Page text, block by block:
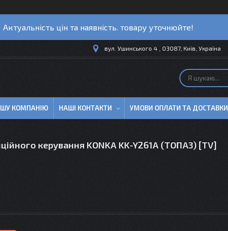
Актуальність цін та наявність. товару уточнюйте!
вул. Ушинського 4 , 03087, Київ, Україна
КОМПАНІЮ НАШІ КОНТАКТИ УМОВИ ОПЛАТИ ТА ДОСТАВКИ
керування KONKA KK-Y261A (ТОПАЗ) [TV]